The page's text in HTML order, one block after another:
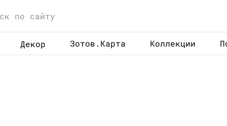
Декор Зотов.Карта Коллекции